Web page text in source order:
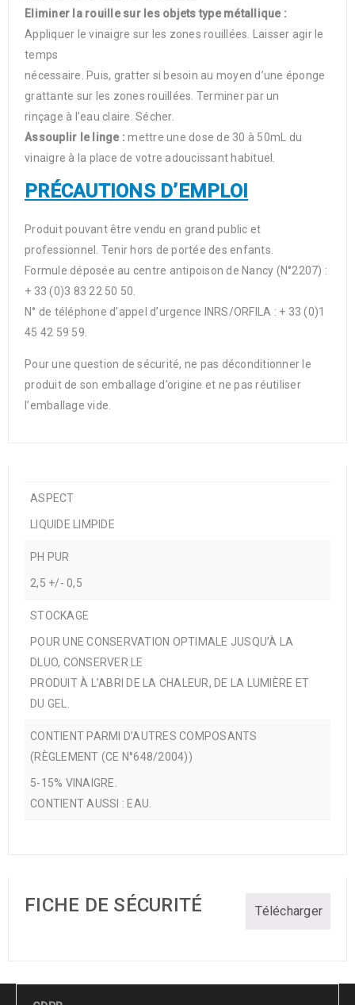
Eliminer la rouille sur les objets type métallique :
Appliquer le vinaigre sur les zones rouillées. Laisser agir le
temps
nécessaire. Puis, gratter si besoin au moyen d’une éponge
grattante sur les zones rouillées. Terminer par un
rinçage à l’eau claire. Sécher.
Assouplir le linge : mettre une dose de 30 à 50mL du
vinaigre à la place de votre adoucissant habituel.
PRÉCAUTIONS D’EMPLOI
Produit pouvant être vendu en grand public et
professionnel. Tenir hors de portée des enfants.
Formule déposée au centre antipoison de Nancy (N°2207) :
+ 33 (0)3 83 22 50 50.
N° de téléphone d’appel d’urgence INRS/ORFILA : + 33 (0)1
45 42 59 59.
Pour une question de sécurité, ne pas déconditionner le
produit de son emballage d’origine et ne pas réutiliser
l’emballage vide.
ASPECT
LIQUIDE LIMPIDE
PH PUR
2,5 +/- 0,5
STOCKAGE
POUR UNE CONSERVATION OPTIMALE JUSQU’À LA
DLUO, CONSERVER LE
PRODUIT À L’ABRI DE LA CHALEUR, DE LA LUMIÈRE ET
DU GEL.
CONTIENT PARMI D’AUTRES COMPOSANTS
(RÈGLEMENT (CE N°648/2004))
5-15% VINAIGRE.
CONTIENT AUSSI : EAU.
FICHE DE SÉCURITÉ Télécharger